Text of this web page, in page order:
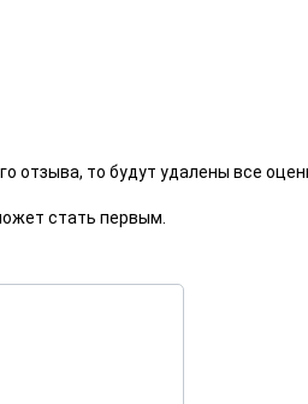
отзыва, то будут удалены все
стать первым.